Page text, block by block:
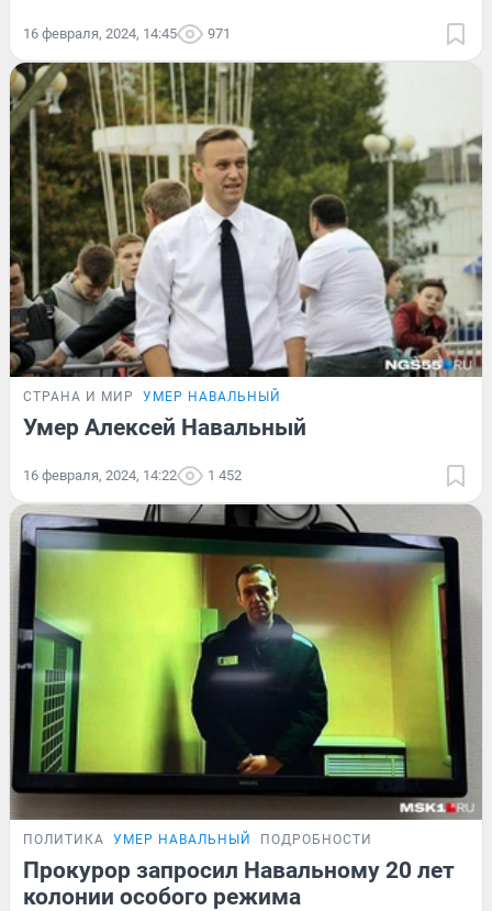
16 февраля, 2024, 14:45 971
СТРАНА И МИР УМЕР НАВАЛЬНЫЙ
Умер Алексей Навальный
16 февраля, 2024, 14:22 1 452
ПОЛИТИКА УМЕР НАВАЛЬНЫЙ ПОДРОБНОСТИ
Прокурор запросил Навальному 20 лет
колонии особого режима